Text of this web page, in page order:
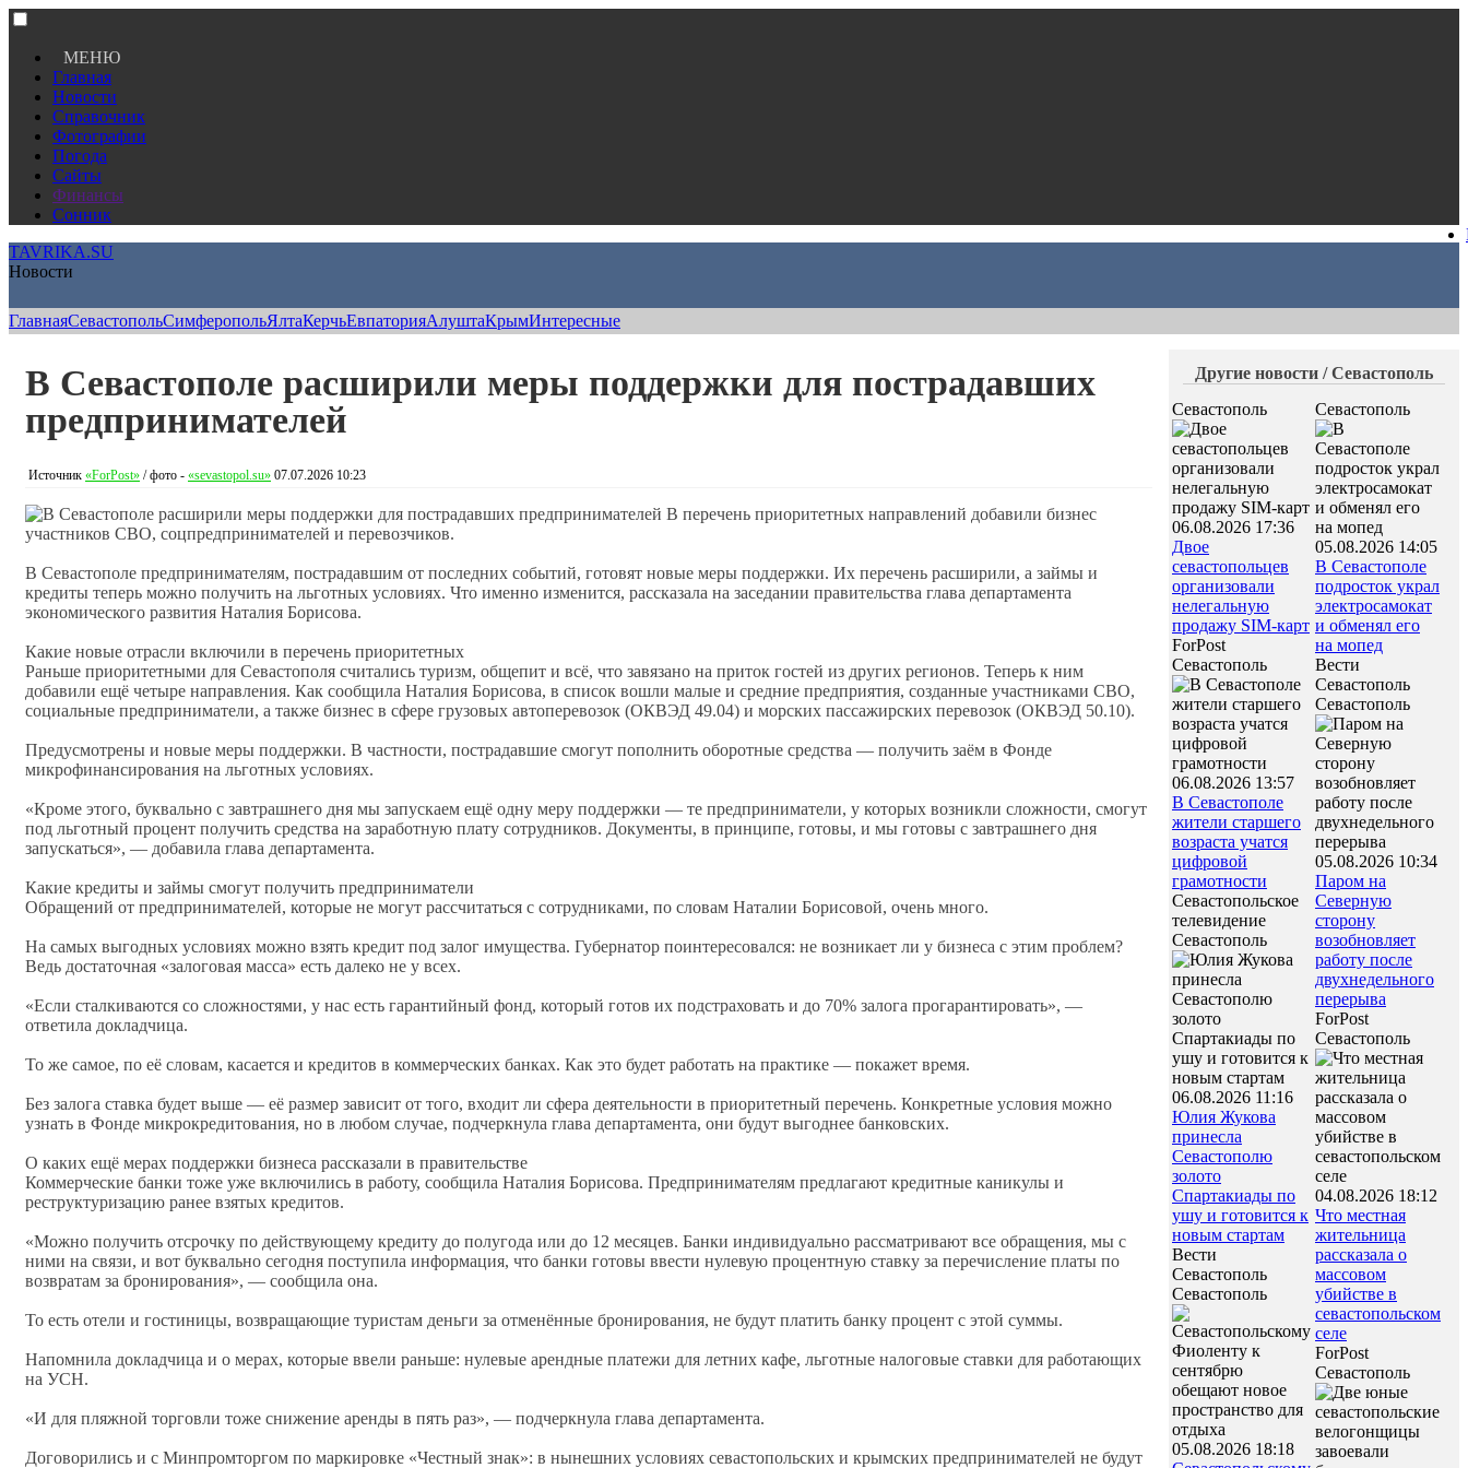
МЕНЮ
Главная
Новости
Справочник
Фотографии
Погода
Сайты
Финансы
Сонник
TAVRIKA.SU
Новости
ГлавнаяСевастопольСимферопольЯлтаКерчьЕвпаторияАлуштаКрымИнтересные
В Севастополе расширили меры поддержки для пострадавших
предпринимателей
Источник «ForPost» / фото - «sevastopol.su» 07.07.2026 10:23
В перечень приоритетных направлений добавили бизнес
участников СВО, соцпредпринимателей и перевозчиков.
В Севастополе предпринимателям, пострадавшим от последних событий, готовят новые меры поддержки. Их перечень расширили, а займы и
кредиты теперь можно получить на льготных условиях. Что именно изменится, рассказала на заседании правительства глава департамента
экономического развития Наталия Борисова.
Какие новые отрасли включили в перечень приоритетных
Раньше приоритетными для Севастополя считались туризм, общепит и всё, что завязано на приток гостей из других регионов. Теперь к ним
добавили ещё четыре направления. Как сообщила Наталия Борисова, в список вошли малые и средние предприятия, созданные участниками СВО,
социальные предприниматели, а также бизнес в сфере грузовых автоперевозок (ОКВЭД 49.04) и морских пассажирских перевозок (ОКВЭД 50.10).
Предусмотрены и новые меры поддержки. В частности, пострадавшие смогут пополнить оборотные средства — получить заём в Фонде
микрофинансирования на льготных условиях.
«Кроме этого, буквально с завтрашнего дня мы запускаем ещё одну меру поддержки — те предприниматели, у которых возникли сложности, смогут
под льготный процент получить средства на заработную плату сотрудников. Документы, в принципе, готовы, и мы готовы с завтрашнего дня
запускаться», — добавила глава департамента.
Какие кредиты и займы смогут получить предприниматели
Обращений от предпринимателей, которые не могут рассчитаться с сотрудниками, по словам Наталии Борисовой, очень много.
На самых выгодных условиях можно взять кредит под залог имущества. Губернатор поинтересовался: не возникает ли у бизнеса с этим проблем?
Ведь достаточная «залоговая масса» есть далеко не у всех.
«Если сталкиваются со сложностями, у нас есть гарантийный фонд, который готов их подстраховать и до 70% залога прогарантировать», —
ответила докладчица.
То же самое, по её словам, касается и кредитов в коммерческих банках. Как это будет работать на практике — покажет время.
Без залога ставка будет выше — её размер зависит от того, входит ли сфера деятельности в приоритетный перечень. Конкретные условия можно
узнать в Фонде микрокредитования, но в любом случае, подчеркнула глава департамента, они будут выгоднее банковских.
О каких ещё мерах поддержки бизнеса рассказали в правительстве
Коммерческие банки тоже уже включились в работу, сообщила Наталия Борисова. Предпринимателям предлагают кредитные каникулы и
реструктуризацию ранее взятых кредитов.
«Можно получить отсрочку по действующему кредиту до полугода или до 12 месяцев. Банки индивидуально рассматривают все обращения, мы с
ними на связи, и вот буквально сегодня поступила информация, что банки готовы ввести нулевую процентную ставку за перечисление платы по
возвратам за бронирования», — сообщила она.
То есть отели и гостиницы, возвращающие туристам деньги за отменённые бронирования, не будут платить банку процент с этой суммы.
Напомнила докладчица и о мерах, которые ввели раньше: нулевые арендные платежи для летних кафе, льготные налоговые ставки для работающих
на УСН.
«И для пляжной торговли тоже снижение аренды в пять раз», — подчеркнула глава департамента.
Договорились и с Минпромторгом по маркировке «Честный знак»: в нынешних условиях севастопольских и крымских предпринимателей не будут
Другие новости / Севастополь
Севастополь
06.08.2026 17:36
Двое
севастопольцев
организовали
нелегальную
продажу SIM-карт
ForPost
Севастополь
06.08.2026 13:57
В Севастополе
жители старшего
возраста учатся
цифровой
грамотности
Севастопольское
телевидение
Севастополь
06.08.2026 11:16
Юлия Жукова
принесла
Севастополю
золото
Спартакиады по
ушу и готовится к
новым стартам
Вести
Севастополь
Севастополь
05.08.2026 18:18
Севастополь
05.08.2026 14:05
В Севастополе
подросток украл
электросамокат
и обменял его
на мопед
Вести
Севастополь
Севастополь
05.08.2026 10:34
Паром на
Северную
сторону
возобновляет
работу после
двухнедельного
перерыва
ForPost
Севастополь
04.08.2026 18:12
Что местная
жительница
рассказала о
массовом
убийстве в
севастопольском
селе
ForPost
Севастополь